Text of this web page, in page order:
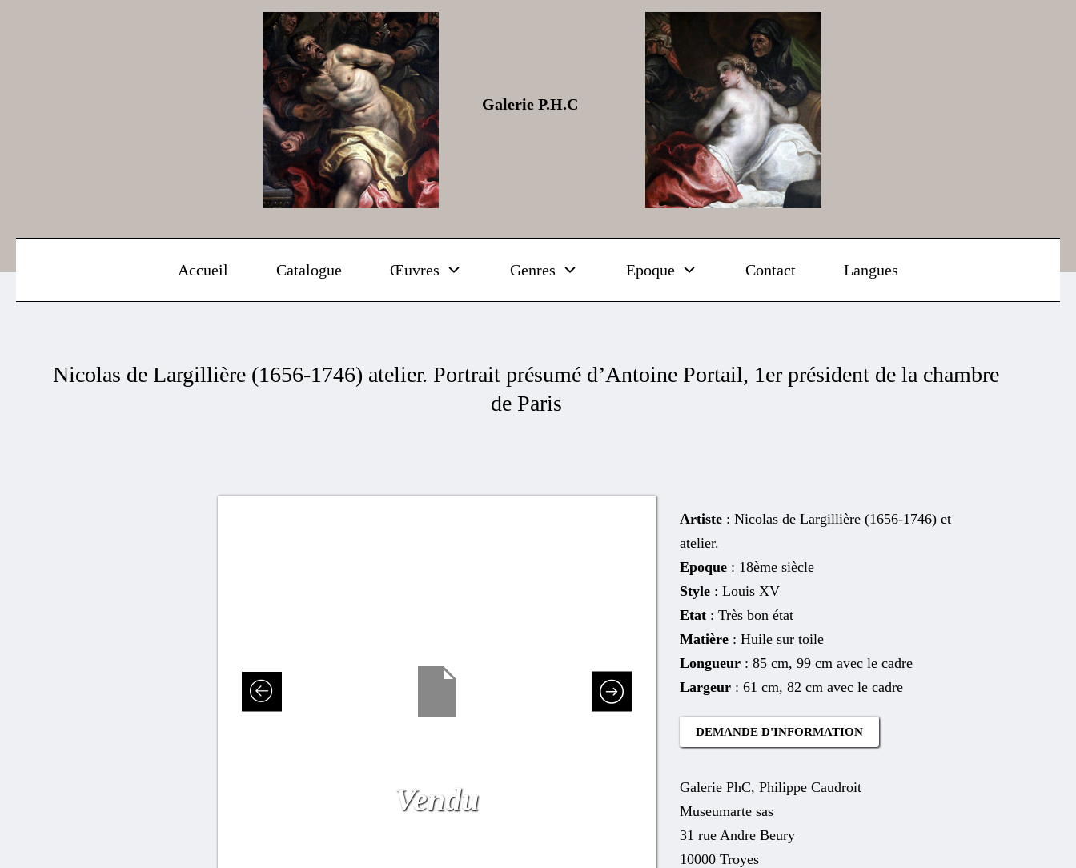
Galerie P.H.C
Accueil Catalogue Œuvres Genres Epoque Contact Langues
Nicolas de Largillière (1656-1746) atelier. Portrait présumé d’Antoine Portail, 1er président de la chambre
de Paris
Vendu
Artiste : Nicolas de Largillière (1656-1746) et
atelier.
Epoque : 18ème siècle
Style : Louis XV
Etat : Très bon état
Matière : Huile sur toile
Longueur : 85 cm, 99 cm avec le cadre
Largeur : 61 cm, 82 cm avec le cadre
DEMANDE D'INFORMATION
Galerie PhC, Philippe Caudroit
Museumarte sas
31 rue Andre Beury
10000 Troyes